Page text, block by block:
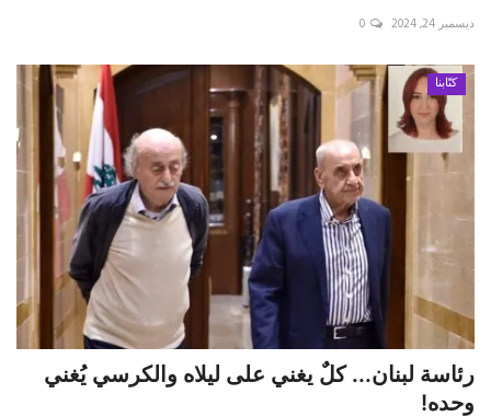
ديسمبر 24, 2024 0
كتّابنا
رئاسة لبنان... كلٌ يغني على ليلاه والكرسي يُغني
وحده!